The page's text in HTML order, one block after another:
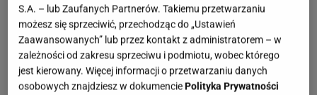
S.A. – lub Zaufanych Partnerów. Takiemu przetwarzaniu
możesz się sprzeciwić, przechodząc do „Ustawień
Zaawansowanych” lub przez kontakt z administratorem – w
zależności od zakresu sprzeciwu i podmiotu, wobec którego
jest kierowany. Więcej informacji o przetwarzaniu danych
osobowych znajdziesz w dokumenciePolityka Prywatności